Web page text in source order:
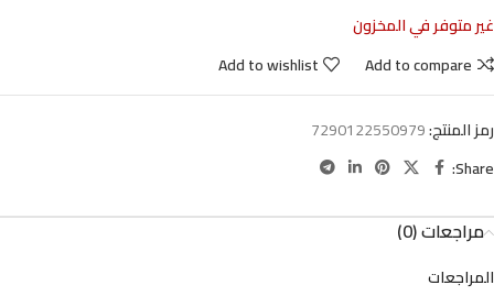
غير متوفر في المخزون
Add to compare
Add to wishlist
رمز المنتج:7290122550979
Share:
مراجعات (0)
المراجعات